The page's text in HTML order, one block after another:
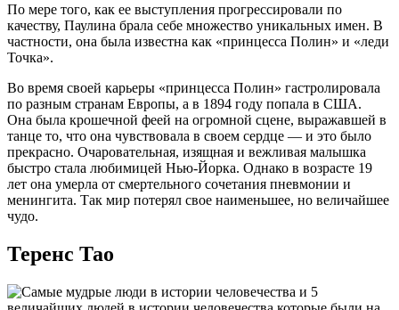
По мере того, как ее выступления прогрессировали по
качеству, Паулина брала себе множество уникальных имен. В
частности, она была известна как «принцесса Полин» и «леди
Точка».
Во время своей карьеры «принцесса Полин» гастролировала
по разным странам Европы, а в 1894 году попала в США.
Она была крошечной феей на огромной сцене, выражавшей в
танце то, что она чувствовала в своем сердце — и это было
прекрасно. Очаровательная, изящная и вежливая малышка
быстро стала любимицей Нью-Йорка. Однако в возрасте 19
лет она умерла от смертельного сочетания пневмонии и
менингита. Так мир потерял свое наименьшее, но величайшее
чудо.
Теренс Тао